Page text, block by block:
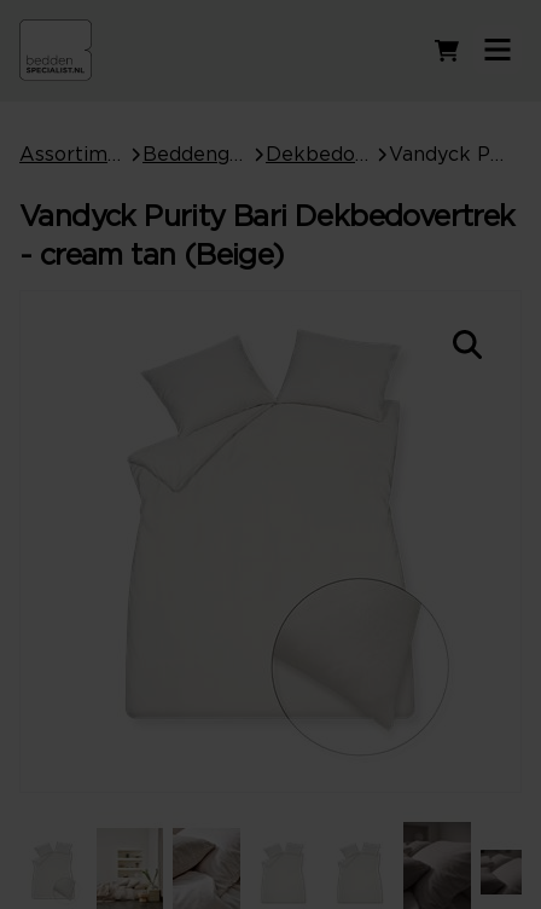
Vandyck Purity Bari Dekbedovertrek
- cream tan (Beige)